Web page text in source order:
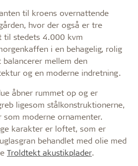
til kroens overnattende
hvor der også er tre
til stedets 4.000 kvm
i en behagelig, rolig
mellem den
og en moderne indretning.
åbner rummet op og er
ligesom stålkonstruktionerne,
moderne ornamenter.
karakter er loftet, som er
behandlet med olie med
Troldtekt akustikplader.